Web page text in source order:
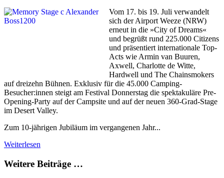
Vom 17. bis 19. Juli verwandelt
sich der Airport Weeze (NRW)
erneut in die »City of Dreams«
und begrüßt rund 225.000 Citizens
und präsentiert internationale Top-
Acts wie Armin van Buuren,
Axwell, Charlotte de Witte,
Hardwell und The Chainsmokers
auf dreizehn Bühnen. Exklusiv für die 45.000 Camping-
Besucher:innen steigt am Festival Donnerstag die spektakuläre Pre-
Opening-Party auf der Campsite und auf der neuen 360-Grad-Stage
im Desert Valley.
Zum 10-jährigen Jubiläum im vergangenen Jahr...
Weiterlesen
Weitere Beiträge …